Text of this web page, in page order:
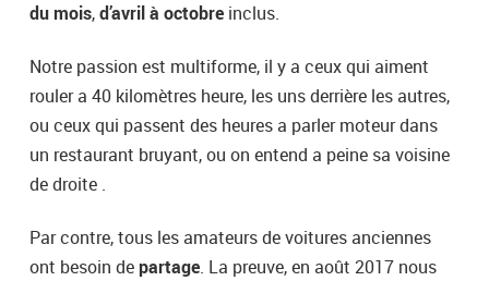
du mois,d’avril à octobreinclus.
Notre passion est multiforme, il y a ceux qui aiment
rouler a 40 kilomètres heure, les uns derrière les autres,
ou ceux qui passent des heures a parler moteur dans
un restaurant bruyant, ou on entend a peine sa voisine
de droite .
Par contre, tous les amateurs de voitures anciennes
ont besoin departage. La preuve, en août 2017 nous